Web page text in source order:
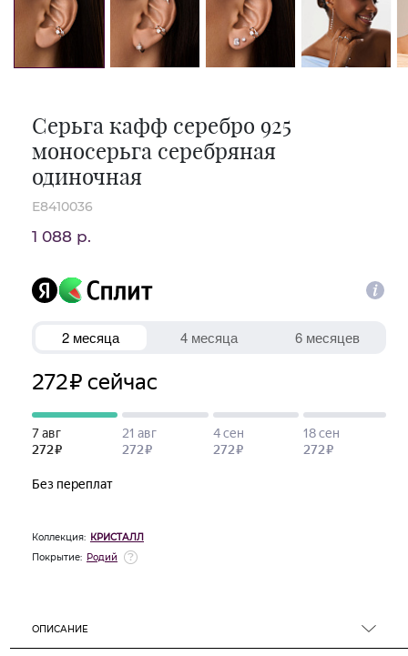
Серьга кафф серебро 925
моносерьга серебряная
одиночная
E8410036
1 088 р.
Коллекция: КРИСТАЛЛ
Покрытие: Родий
ОПИСАНИЕ